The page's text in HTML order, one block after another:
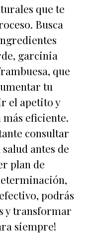
que te
Busca
garcinia
que
tu
el apetito y
eficiente.
consultar
antes de
plan de
podrás
y transformar
siempre!